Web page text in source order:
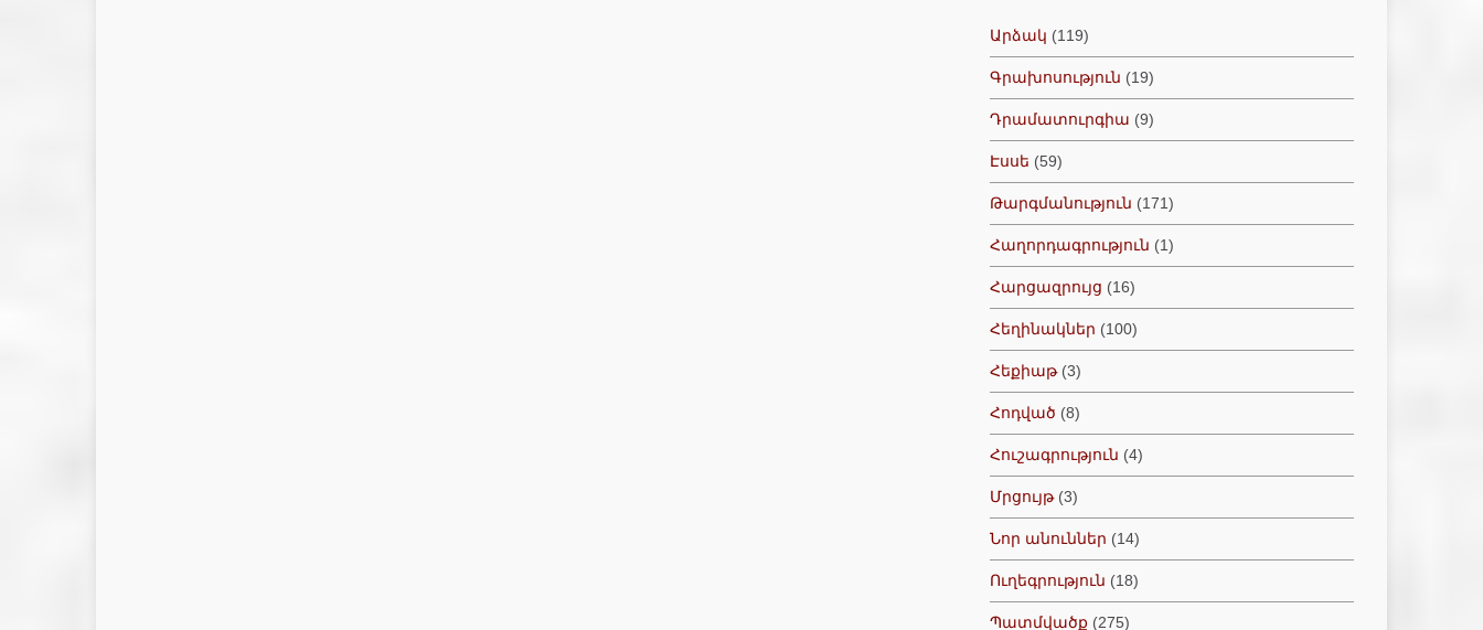
Արձակ (119)
Գրախոսություն (19)
Դրամատուրգիա (9)
Էսսե (59)
Թարգմանություն (171)
Հաղորդագրություն (1)
Հարցազրույց (16)
Հեղինակներ (100)
Հեքիաթ(3)
Հոդված (8)
Հուշագրություն (4)
Մրցույթ(3)
Նոր անուններ (14)
Ուղեգրություն (18)
Պատմվածք (275)